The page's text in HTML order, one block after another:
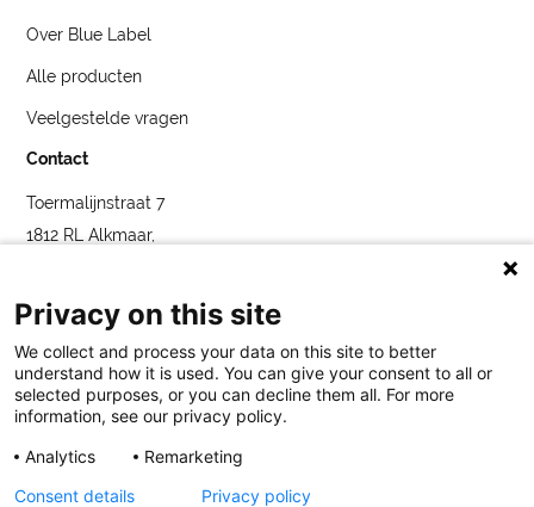
Over Blue Label
Alle producten
Veelgestelde vragen
Contact
Toermalijnstraat 7
1812 RL Alkmaar,
service@bybluelabel.com
Blue Label
Toermalijnstraat 7, 1812 RL Alkmaar
LegaalCookies Privatlivspolitiek
Privacy on this site
We collect and process your data on this site to better
understand how it is used. You can give your consent to all or
selected purposes, or you can decline them all. For more
information, see our privacy policy.
Analytics
Remarketing
Consent details
Privacy policy